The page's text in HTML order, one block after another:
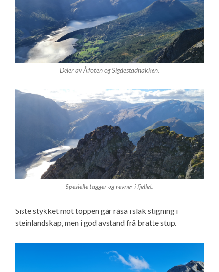
Deler av Ålfoten og Sigdestadnakken.
Spesielle tagger og revner i fjellet.
Siste stykket mot toppen går råsa i slak stigning i
steinlandskap, men i god avstand frå bratte stup.